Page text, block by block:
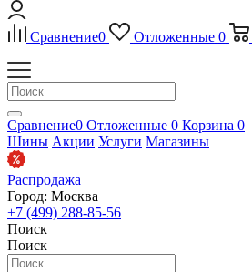
Сравнение0 Отложенные 0
Сравнение0 Отложенные 0 Корзина 0
Шины Акции Услуги Магазины
Распродажа
Город: Москва
+7 (499) 288-85-56
Поиск
Поиск